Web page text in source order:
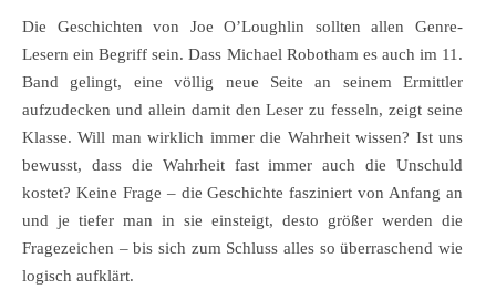
Die Geschichten von Joe O’Loughlin sollten allen Genre-
Lesern ein Begriff sein. Dass Michael Robotham es auch im 11.
Band gelingt, eine völlig neue Seite an seinem Ermittler
aufzudecken und allein damit den Leser zu fesseln, zeigt seine
Klasse. Will man wirklich immer die Wahrheit wissen? Ist uns
bewusst, dass die Wahrheit fast immer auch die Unschuld
kostet? Keine Frage – die Geschichte fasziniert von Anfang an
und je tiefer man in sie einsteigt, desto größer werden die
Fragezeichen – bis sich zum Schluss alles so überraschend wie
logisch aufklärt.